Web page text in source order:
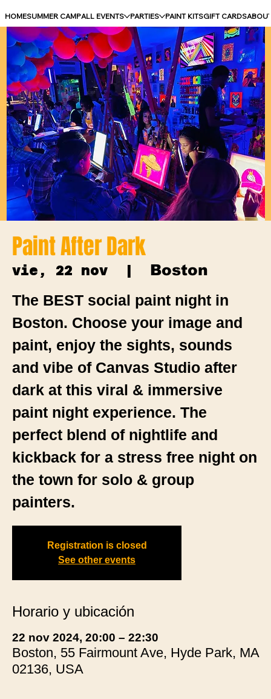
HOMESUMMER CAMPALL EVENTS PARTIES PAINT KITSGIFT CARDS
Paint After Dark
vie, 22 nov
  |
Boston
The BEST social paint night in
Boston. Choose your image and
paint, enjoy the sights, sounds
and vibe of Canvas Studio after
dark at this viral & immersive
paint night experience. The
perfect blend of nightlife and
kickback for a stress free night on
the town for solo & group
painters.
Registration is closed
See other events
Horario y ubicación
22 nov 2024, 20:00 – 22:30
Boston, 55 Fairmount Ave, Hyde Park, MA
02136, USA